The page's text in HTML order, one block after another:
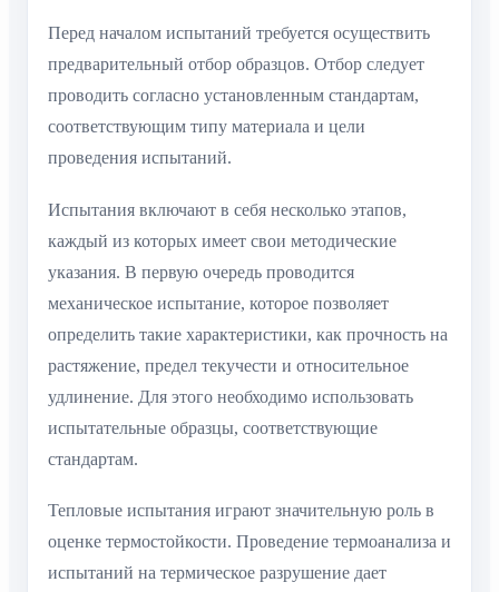
Перед началом испытаний требуется осуществить
предварительный отбор образцов. Отбор следует
проводить согласно установленным стандартам,
соответствующим типу материала и цели
проведения испытаний.
Испытания включают в себя несколько этапов,
каждый из которых имеет свои методические
указания. В первую очередь проводится
механическое испытание, которое позволяет
определить такие характеристики, как прочность на
растяжение, предел текучести и относительное
удлинение. Для этого необходимо использовать
испытательные образцы, соответствующие
стандартам.
Тепловые испытания играют значительную роль в
оценке термостойкости. Проведение термоанализа и
испытаний на термическое разрушение дает